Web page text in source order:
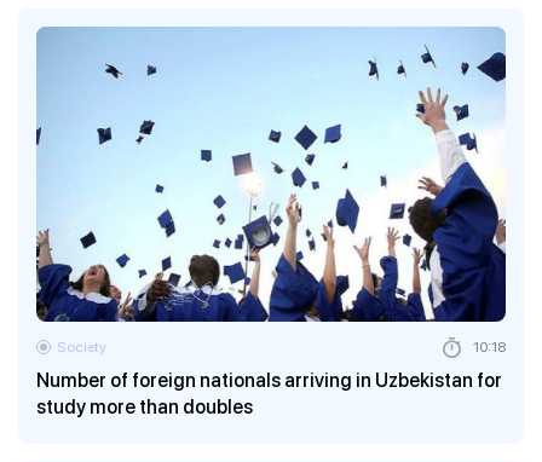
Number of foreign nationals arriving in Uzbekistan for
study more than doubles
Society 10:18